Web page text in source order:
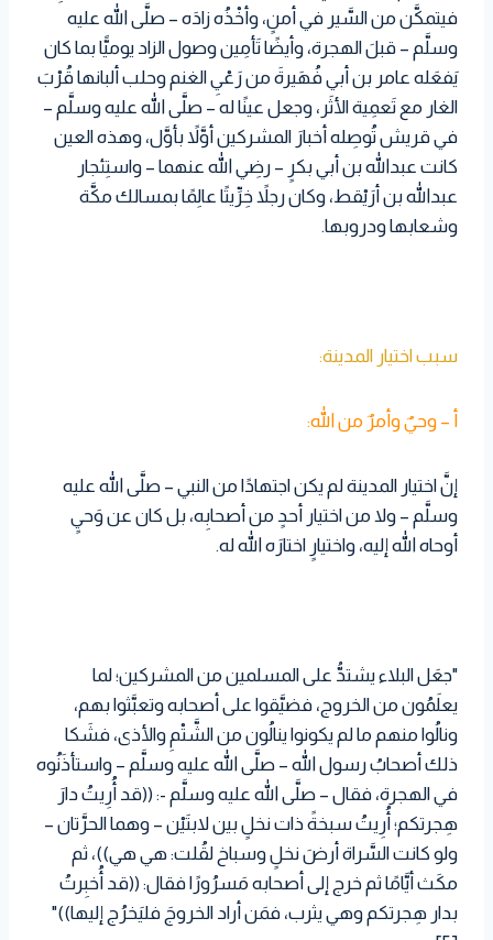
فيتمكَّن من السَّير في أمنٍ، وأخْذُه زادَه – صلَّى الله عليه
وسلَّم – قبلَ الهجرة، وأيضًا تَأمِين وصول الزاد يوميًّا بما كان
يَفعَله عامر بن أبي فُهَيرةَ من رَعْيِ الغنم وحلب ألبانها قُرْبَ
الغار مع تَعمِية الأثَر، وجعل عينًا له – صلَّى الله عليه وسلَّم –
في قريش تُوصِله أخبارَ المشركين أوَّلاً بأوَّل، وهذه العين
كانت عبدالله بن أبي بكرٍ – رضِي الله عنهما – واستِئجار
عبدالله بن أرَيْقط، وكان رجلاً خِرِّيتًا عالِمًا بمسالك مكَّة
وشعابها ودروبها.
سبب اختيار المدينة:
أ – وحيٌ وأمرٌ من الله:
إنَّ اختيار المدينة لم يكن اجتهادًا من النبي – صلَّى الله عليه
وسلَّم – ولا من اختيار أحدٍ من أصحابِه، بل كان عن وَحيٍ
أوحاه الله إليه، واختيارٍ اختارَه الله له.
"جعَل البلاء يشتدُّ على المسلمين من المشركين؛ لما
يعلَمُون من الخروج، فضيَّقوا على أصحابه وتعبَّثوا بهم،
ونالُوا منهم ما لم يكونوا ينالُون من الشَّتْمِ والأذى، فشَكا
ذلك أصحابُ رسول الله – صلَّى الله عليه وسلَّم – واستأذَنُوه
في الهجرة، فقال – صلَّى الله عليه وسلَّم -: ((قد أُرِيتُ دارَ
هِجرتكم؛ أُرِيتُ سبخةً ذات نخلٍ بين لابتَيْن – وهما الحرَّتان –
ولو كانت السَّراة أرضَ نخلٍ وسباخ لقُلت: هي هي))، ثم
مكَث أيَّامًا ثم خرج إلى أصحابه مَسرُورًا فقال: ((قد أُخبِرتُ
بدار هِجرتكم وهي يثرب، فمَن أراد الخروجَ فليَخرُج إليها))"